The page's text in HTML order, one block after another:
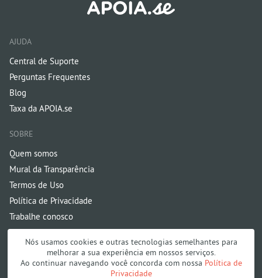
Nós usamos cookies e outras tecnologias semelhantes para
melhorar a sua experiência em nossos serviços.
Ao continuar navegando você concorda com nossa Política de
Privacidade
AJUDA
Central de Suporte
Perguntas Frequentes
Blog
Taxa da APOIA.se
SOBRE
Quem somos
Mural da Transparência
Termos de Uso
Política de Privacidade
Trabalhe conosco